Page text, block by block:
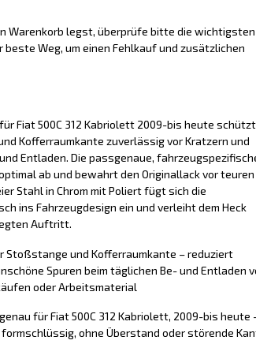
Warenkorb legst, überprüfe bitte die wichtigsten
Weg, um einen Fehlkauf und zusätzlichen
Fiat 500C 312 Kabriolett 2009-bis heute
Kofferraumkante zuverlässig vor Kratzern und
Entladen. Die passgenaue,
ab und bewahrt den Originallack vor teuren
Stahl in Chrom mit Poliert fügt sich die
ins Fahrzeugdesign ein und verleiht dem Heck
Auftritt.
Stoßstange und Kofferraumkante – reduziert
Spuren beim täglichen Be- und Entladen
oder Arbeitsmaterial
für Fiat 500C 312 Kabriolett, 2009-bis heute
ohne Überstand oder störende